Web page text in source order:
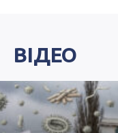
ВІДЕО